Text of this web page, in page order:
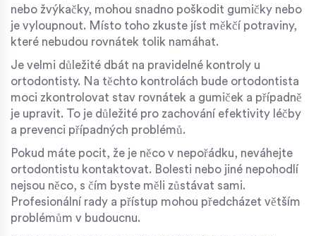
nebo žvýkačky, mohou snadno poškodit gumičky nebo
je vyloupnout. Místo toho zkuste jíst měkčí potraviny,
které nebudou rovnátek tolik namáhat.
Je velmi důležité dbát na pravidelné kontroly u
ortodontisty. Na těchto kontrolách bude ortodontista
moci zkontrolovat stav rovnátek a gumiček a případně
je upravit. To je důležité pro zachování efektivity léčby
a prevenci případných problémů.
Pokud máte pocit, že je něco v nepořádku, neváhejte
ortodontistu kontaktovat. Bolesti nebo jiné nepohodlí
nejsou něco, s čím byste měli zůstávat sami.
Profesionální rady a přístup mohou předcházet větším
problémům v budoucnu.